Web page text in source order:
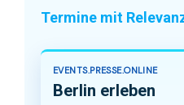
Termine mit
EVENTS.PRESSE.ONLINE
Berlin erleben